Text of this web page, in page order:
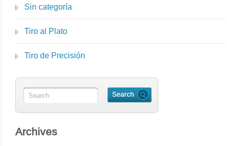
Sin categoría
Tiro al Plato
Tiro de Precisión
Archives